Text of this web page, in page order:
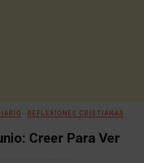
REFLEXIONES CRISTIANAS
Creer Para Ver